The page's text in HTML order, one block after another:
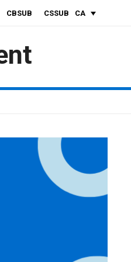
CA
CBSUB CSSUB